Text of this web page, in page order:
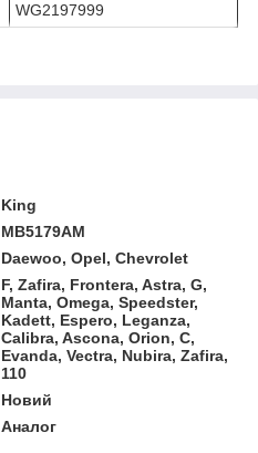
WG2197999
King
MB5179AM
Daewoo, Opel, Chevrolet
F, Zafira, Frontera, Astra, G,
Manta, Omega, Speedster,
Kadett, Espero, Leganza,
Calibra, Ascona, Orion, C,
Evanda, Vectra, Nubira, Zafira,
110
Новий
Аналог